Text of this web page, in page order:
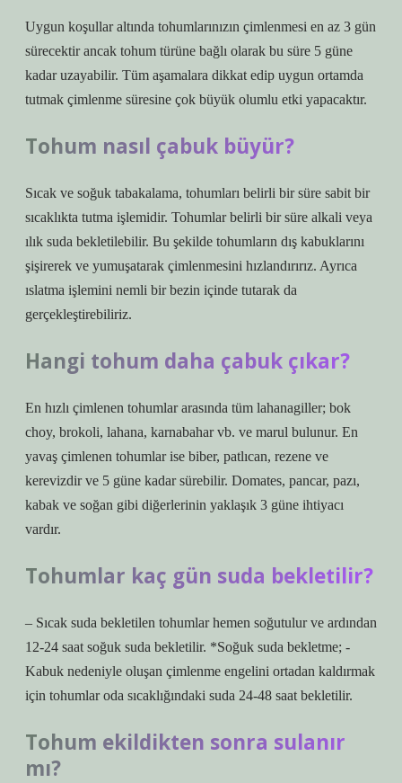
Uygun koşullar altında tohumlarınızın çimlenmesi en az 3 gün
sürecektir ancak tohum türüne bağlı olarak bu süre 5 güne
kadar uzayabilir. Tüm aşamalara dikkat edip uygun ortamda
tutmak çimlenme süresine çok büyük olumlu etki yapacaktır.
Tohum nasıl çabuk büyür?
Sıcak ve soğuk tabakalama, tohumları belirli bir süre sabit bir
sıcaklıkta tutma işlemidir. Tohumlar belirli bir süre alkali veya
ılık suda bekletilebilir. Bu şekilde tohumların dış kabuklarını
şişirerek ve yumuşatarak çimlenmesini hızlandırırız. Ayrıca
ıslatma işlemini nemli bir bezin içinde tutarak da
gerçekleştirebiliriz.
Hangi tohum daha çabuk çıkar?
En hızlı çimlenen tohumlar arasında tüm lahanagiller; bok
choy, brokoli, lahana, karnabahar vb. ve marul bulunur. En
yavaş çimlenen tohumlar ise biber, patlıcan, rezene ve
kerevizdir ve 5 güne kadar sürebilir. Domates, pancar, pazı,
kabak ve soğan gibi diğerlerinin yaklaşık 3 güne ihtiyacı
vardır.
Tohumlar kaç gün suda bekletilir?
– Sıcak suda bekletilen tohumlar hemen soğutulur ve ardından
12-24 saat soğuk suda bekletilir. *Soğuk suda bekletme; -
Kabuk nedeniyle oluşan çimlenme engelini ortadan kaldırmak
için tohumlar oda sıcaklığındaki suda 24-48 saat bekletilir.
Tohum ekildikten sonra sulanır
mı?